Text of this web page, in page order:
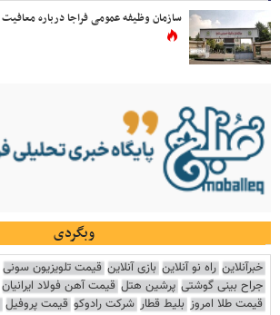
سازمان وظیفه عمومی فراجا درباره معافیت
وبگردی
خبرآنلاین راه نو آنلاین بازی آنلاین قیمت تلویزیون سونی
جراح بینی گوشتی پرشین هتل قیمت آهن فولاد ایرانیان
قیمت طلا امروز بلیط قطار شرکت رادوکو قیمت پروفیل